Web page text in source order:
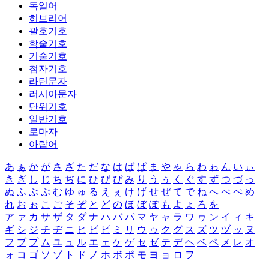
독일어
히브리어
괄호기호
학술기호
기술기호
첨자기호
라틴문자
러시아문자
단위기호
일반기호
로마자
아랍어
あ ぁ か が さ ざ た だ な は ば ぱ ま や ゃ ら わ ゎ ん い ぃ
き ぎ し じ ち ぢ に ひ び ぴ み り う ぅ く ぐ す ず つ づ っ
ぬ ふ ぶ ぷ む ゆ ゅ る え ぇ け げ せ ぜ て で ね へ べ ぺ め
れ お ぉ こ ご そ ぞ と ど の ほ ぼ ぽ も よ ょ ろ を
ア ァ カ サ ザ タ ダ ナ ハ バ パ マ ヤ ャ ラ ワ ヮ ン イ ィ キ
ギ シ ジ チ ヂ ニ ヒ ビ ピ ミ リ ウ ゥ ク グ ス ズ ツ ヅ ッ ヌ
フ ブ プ ム ユ ュ ル エ ェ ケ ゲ セ ゼ テ デ ヘ ベ ペ メ レ オ
ォ コ ゴ ソ ゾ ト ド ノ ホ ボ ポ モ ヨ ョ ロ ヲ ―